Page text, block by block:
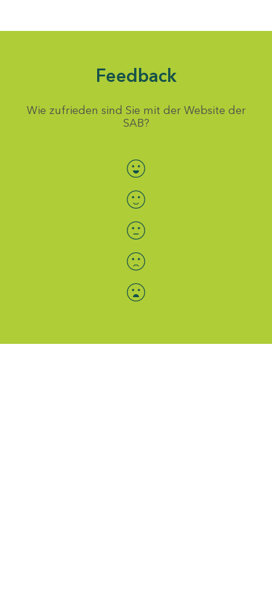
Feedback
Wie zufrieden sind Sie mit der Website der
SAB?
Bewertung auswählen